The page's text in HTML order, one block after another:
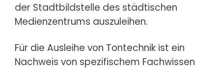
der Stadtbildstelle des städtischen
Medienzentrums auszuleihen.
Für die Ausleihe von Tontechnik ist ein
Nachweis von spezifischem Fachwissen